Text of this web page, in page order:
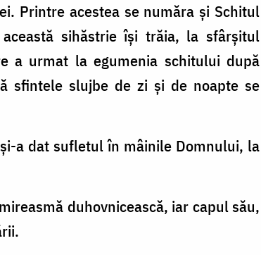
Printre acestea se număra şi Schitul
sihăstrie îşi trăia, la sfârşitul
a urmat la egumenia schitului după
sfintele slujbe de zi şi de noapte se
a dat sufletul în mâinile Domnului, la
duhovnicească, iar capul său,